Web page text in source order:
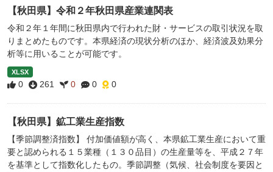
【秋田県】令和２年秋田県産業連関表
令和２年１年間に秋田県内で行われた財・サービスの取引状況を取
りまとめたものです。本県経済の現状分析のほか、経済波及効果分
析等に用いることが可能です。
XLSX
0 261 0 0 0
【秋田県】鉱工業生産指数
【季節調整済指数】 付加価値額が高く、本県鉱工業生産において重
要と認められる１５業種（１３０品目）の生産量等を、平成２７年
を基準として指数化したもの。季節調整（気候、社会制度を要因と